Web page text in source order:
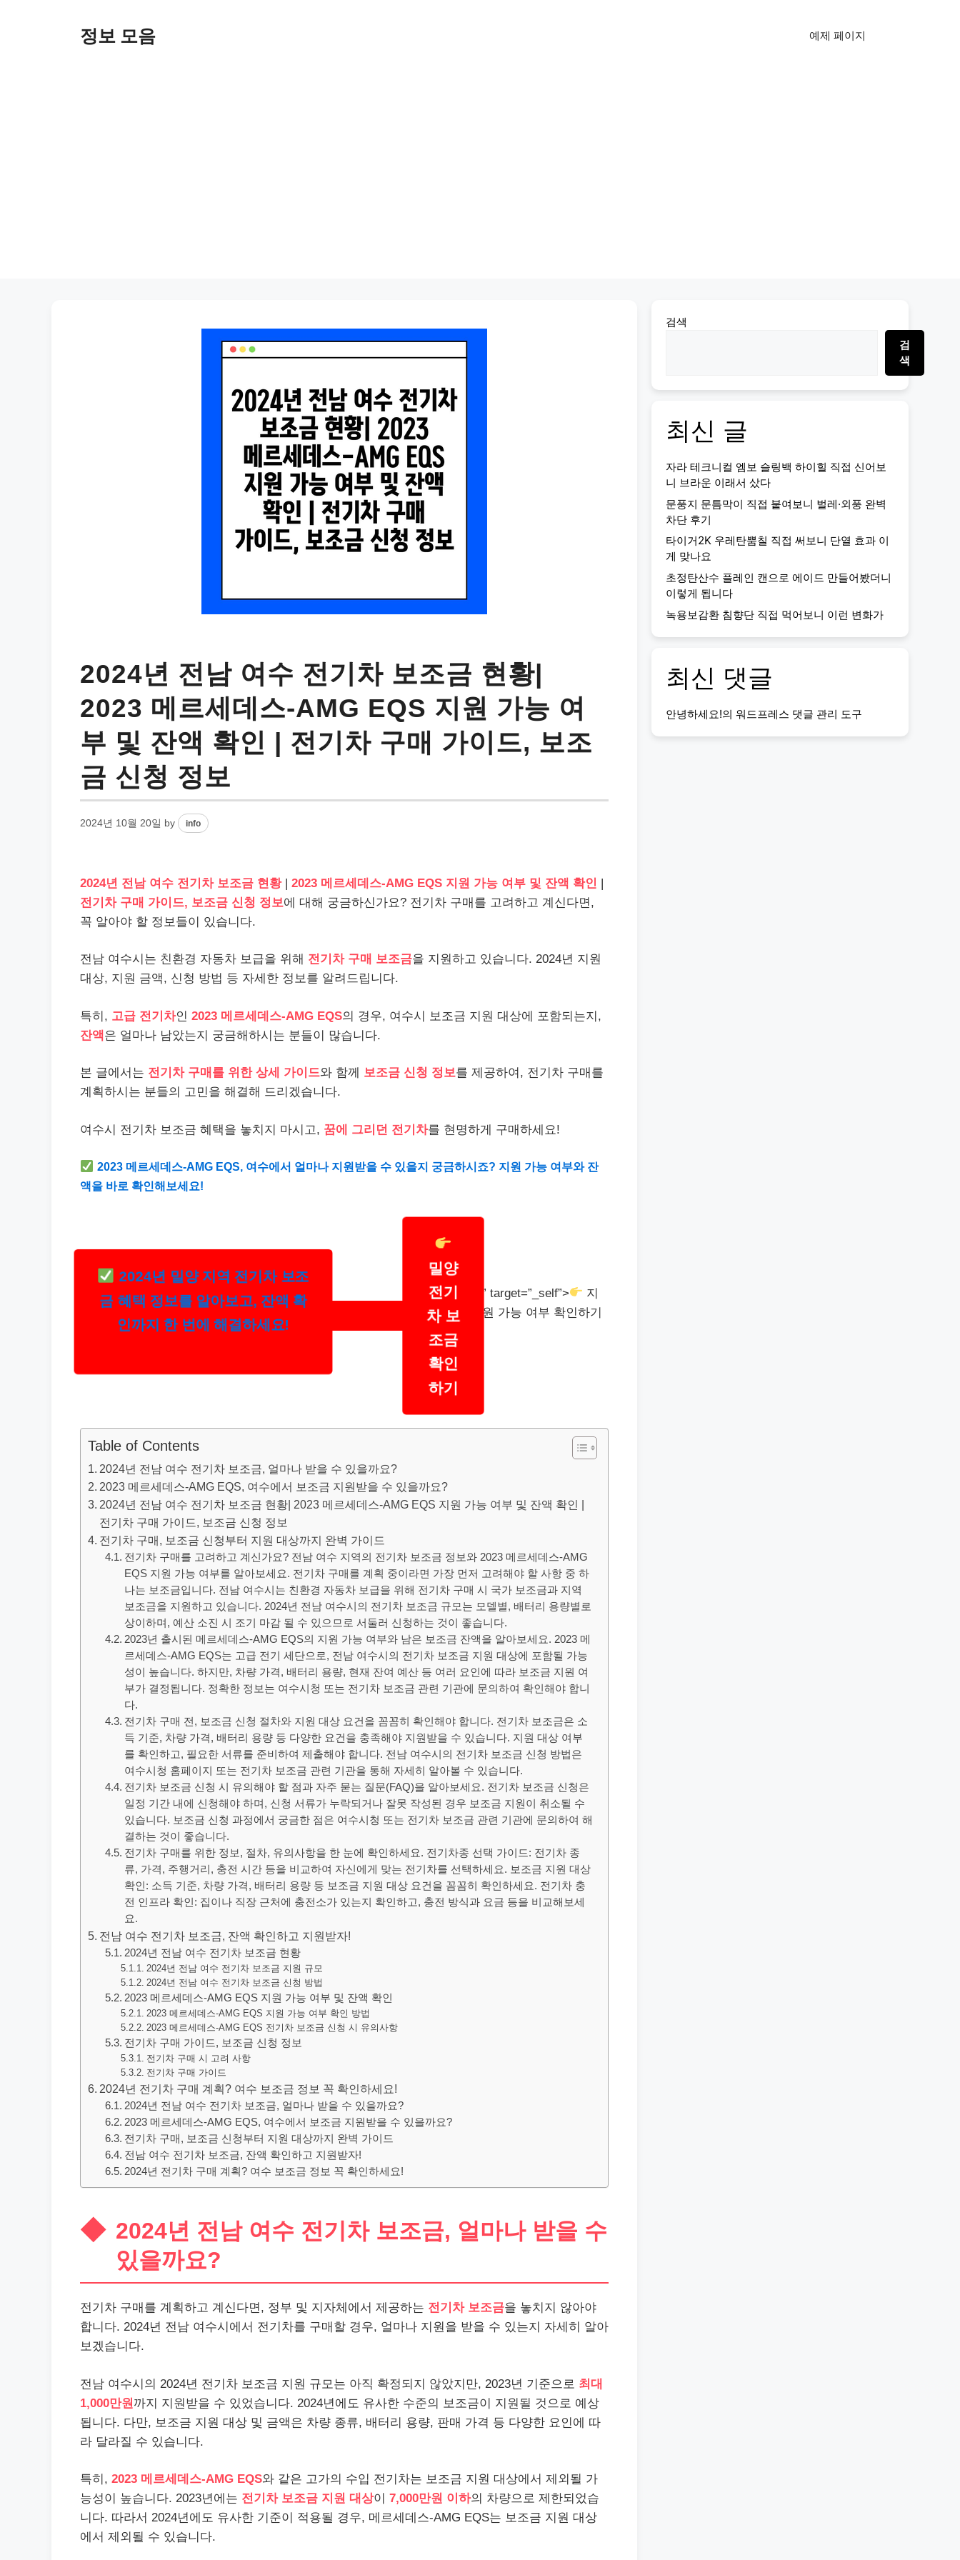
정보 모음 예제 페이지
2024년 전남 여수 전기차 보조금 현황|
2023 메르세데스-AMG EQS 지원 가능 여
부 및 잔액 확인 | 전기차 구매 가이드, 보조
금 신청 정보
2024년 10월 20일 by info
2024년 전남 여수 전기차 보조금 현황| 2023 메르세데스-AMG EQS 지원 가능 여부 및 잔액 확인 |
전기차 구매 가이드, 보조금 신청 정보에 대해 궁금하신가요? 전기차 구매를 고려하고 계신다면,
꼭 알아야 할 정보들이 있습니다.
전남 여수시는 친환경 자동차 보급을 위해 전기차 구매 보조금을 지원하고 있습니다. 2024년 지원
대상, 지원 금액, 신청 방법 등 자세한 정보를 알려드립니다.
특히, 고급 전기차인 2023 메르세데스-AMG EQS의 경우, 여수시 보조금 지원 대상에 포함되는지,
잔액은 얼마나 남았는지 궁금해하시는 분들이 많습니다.
본 글에서는 전기차 구매를 위한 상세 가이드와 함께 보조금 신청 정보를 제공하여, 전기차 구매를
계획하시는 분들의 고민을 해결해 드리겠습니다.
여수시 전기차 보조금 혜택을 놓치지 마시고, 꿈에 그리던 전기차를 현명하게 구매하세요!
2023 메르세데스-AMG EQS, 여수에서 얼마나 지원받을 수 있을지 궁금하시죠? 지원 가능 여부와 잔
액을 바로 확인해보세요!
2024년 밀양 지역 전기차 보조
금 혜택 정보를 알아보고, 잔액 확
인까지 한 번에 해결하세요!
밀양
전기
차 보
조금
확인
하기
” target=”_self”>
지
원 가능 여부 확인하기
Table of Contents
2024년 전남 여수 전기차 보조금, 얼마나 받을 수 있을까요?
2023 메르세데스-AMG EQS, 여수에서 보조금 지원받을 수 있을까요?
2024년 전남 여수 전기차 보조금 현황| 2023 메르세데스-AMG EQS 지원 가능 여부 및 잔액 확인 |
전기차 구매 가이드, 보조금 신청 정보
전기차 구매, 보조금 신청부터 지원 대상까지 완벽 가이드
전기차 구매를 고려하고 계신가요? 전남 여수 지역의 전기차 보조금 정보와 2023 메르세데스-AMG
EQS 지원 가능 여부를 알아보세요. 전기차 구매를 계획 중이라면 가장 먼저 고려해야 할 사항 중 하
나는 보조금입니다. 전남 여수시는 친환경 자동차 보급을 위해 전기차 구매 시 국가 보조금과 지역
보조금을 지원하고 있습니다. 2024년 전남 여수시의 전기차 보조금 규모는 모델별, 배터리 용량별로
상이하며, 예산 소진 시 조기 마감 될 수 있으므로 서둘러 신청하는 것이 좋습니다.
2023년 출시된 메르세데스-AMG EQS의 지원 가능 여부와 남은 보조금 잔액을 알아보세요. 2023 메
르세데스-AMG EQS는 고급 전기 세단으로, 전남 여수시의 전기차 보조금 지원 대상에 포함될 가능
성이 높습니다. 하지만, 차량 가격, 배터리 용량, 현재 잔여 예산 등 여러 요인에 따라 보조금 지원 여
부가 결정됩니다. 정확한 정보는 여수시청 또는 전기차 보조금 관련 기관에 문의하여 확인해야 합니
다.
전기차 구매 전, 보조금 신청 절차와 지원 대상 요건을 꼼꼼히 확인해야 합니다. 전기차 보조금은 소
득 기준, 차량 가격, 배터리 용량 등 다양한 요건을 충족해야 지원받을 수 있습니다. 지원 대상 여부
를 확인하고, 필요한 서류를 준비하여 제출해야 합니다. 전남 여수시의 전기차 보조금 신청 방법은
여수시청 홈페이지 또는 전기차 보조금 관련 기관을 통해 자세히 알아볼 수 있습니다.
전기차 보조금 신청 시 유의해야 할 점과 자주 묻는 질문(FAQ)을 알아보세요. 전기차 보조금 신청은
일정 기간 내에 신청해야 하며, 신청 서류가 누락되거나 잘못 작성된 경우 보조금 지원이 취소될 수
있습니다. 보조금 신청 과정에서 궁금한 점은 여수시청 또는 전기차 보조금 관련 기관에 문의하여 해
결하는 것이 좋습니다.
전기차 구매를 위한 정보, 절차, 유의사항을 한 눈에 확인하세요. 전기차종 선택 가이드: 전기차 종
류, 가격, 주행거리, 충전 시간 등을 비교하여 자신에게 맞는 전기차를 선택하세요. 보조금 지원 대상
확인: 소득 기준, 차량 가격, 배터리 용량 등 보조금 지원 대상 요건을 꼼꼼히 확인하세요. 전기차 충
전 인프라 확인: 집이나 직장 근처에 충전소가 있는지 확인하고, 충전 방식과 요금 등을 비교해보세
요.
전남 여수 전기차 보조금, 잔액 확인하고 지원받자!
2024년 전남 여수 전기차 보조금 현황
2024년 전남 여수 전기차 보조금 지원 규모
2024년 전남 여수 전기차 보조금 신청 방법
2023 메르세데스-AMG EQS 지원 가능 여부 및 잔액 확인
2023 메르세데스-AMG EQS 지원 가능 여부 확인 방법
2023 메르세데스-AMG EQS 전기차 보조금 신청 시 유의사항
전기차 구매 가이드, 보조금 신청 정보
전기차 구매 시 고려 사항
전기차 구매 가이드
2024년 전기차 구매 계획? 여수 보조금 정보 꼭 확인하세요!
2024년 전남 여수 전기차 보조금, 얼마나 받을 수 있을까요?
2023 메르세데스-AMG EQS, 여수에서 보조금 지원받을 수 있을까요?
전기차 구매, 보조금 신청부터 지원 대상까지 완벽 가이드
전남 여수 전기차 보조금, 잔액 확인하고 지원받자!
2024년 전기차 구매 계획? 여수 보조금 정보 꼭 확인하세요!
2024년 전남 여수 전기차 보조금, 얼마나 받을 수
있을까요?
전기차 구매를 계획하고 계신다면, 정부 및 지자체에서 제공하는 전기차 보조금을 놓치지 않아야
합니다. 2024년 전남 여수시에서 전기차를 구매할 경우, 얼마나 지원을 받을 수 있는지 자세히 알아
보겠습니다.
전남 여수시의 2024년 전기차 보조금 지원 규모는 아직 확정되지 않았지만, 2023년 기준으로 최대
1,000만원 까지 지원받을 수 있었습니다. 2024년에도 유사한 수준의 보조금이 지원될 것으로 예상
됩니다. 다만, 보조금 지원 대상 및 금액은 차량 종류, 배터리 용량, 판매 가격 등 다양한 요인에 따
라 달라질 수 있습니다.
특히, 2023 메르세데스-AMG EQS와 같은 고가의 수입 전기차는 보조금 지원 대상에서 제외될 가
능성이 높습니다. 2023년에는 전기차 보조금 지원 대상이 7,000만원 이하의 차량으로 제한되었습
니다. 따라서 2024년에도 유사한 기준이 적용될 경우, 메르세데스-AMG EQS는 보조금 지원 대상
에서 제외될 수 있습니다.
검색
검
색
최신 글
자라 테크니컬 엠보 슬링백 하이힐 직접 신어보
니 브라운 이래서 샀다
문풍지 문틈막이 직접 붙여보니 벌레·외풍 완벽
차단 후기
타이거2K 우레탄뿜칠 직접 써보니 단열 효과 이
게 맞나요
초정탄산수 플레인 캔으로 에이드 만들어봤더니
이렇게 됩니다
녹용보감환 침향단 직접 먹어보니 이런 변화가
최신 댓글
안녕하세요!의 워드프레스 댓글 관리 도구